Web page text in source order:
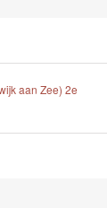
aan Zee) 2e